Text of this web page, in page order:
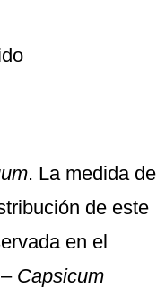
. La medida de
de este
en el
Capsicum